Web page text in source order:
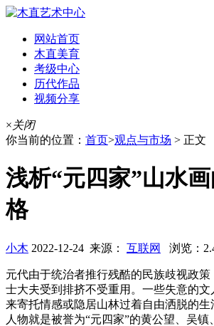
网站首页
木直美育
考级中心
历代作品
视频分享
×关闭
你当前的位置： 首页>观点与市场 > 正文
浅析“元四家”山水
格
小木 2022-12-24 来源： 互联网 浏览：
元代由于统治者推行残酷的民族歧视政策
士大夫受到排挤不受重用。一些失意的
来寄托情感或隐居山林过着自由洒脱的
人物就是被誉为“元四家”的黄公望、吴镇